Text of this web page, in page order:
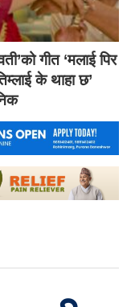
गीत ‘मलाई पिर
के थाहा छ’